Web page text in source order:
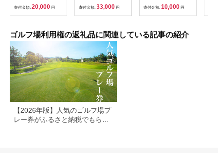
寄付金額: 20,000 円
ゴルフ チケット 商品
券 ゴルフ券 スポーツ
ラウンド 券 福岡県 小
寄付金額: 33,000 円 寄付金額: 10,000 円
ゴルフ場利用権の返礼品に関連している記事の紹介
【2026年版】人気のゴルフ場プ
レー券がふるさと納税でもらえ